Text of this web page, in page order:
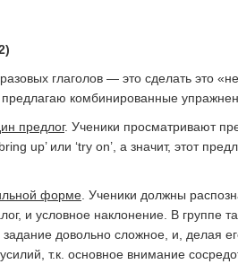
глаголов — это сделать это
комбинированные
предлог. Ученики просматривают
up’ или ‘try on’, а значит, этот
форме . Ученики должны
и условное наклонение. В группе
довольно сложное, и, делая
т.к. основное внимание